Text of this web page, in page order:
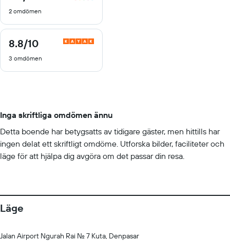
10
2 omdömen
8.8/10
8.8
10
3 omdömen
Inga skriftliga omdömen ännu
Detta boende har betygsatts av tidigare gäster, men hittills har
ingen delat ett skriftligt omdöme. Utforska bilder, faciliteter och
läge för att hjälpa dig avgöra om det passar din resa.
Läge
Jalan Airport Ngurah Rai No. 7 Kuta, Denpasar